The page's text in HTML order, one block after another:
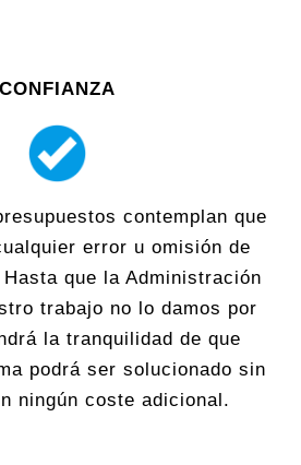
CONFIANZA
contemplan que
error u omisión de
que la Administración
trabajo no lo damos por
la tranquilidad de que
podrá ser solucionado sin
ningún coste adicional.